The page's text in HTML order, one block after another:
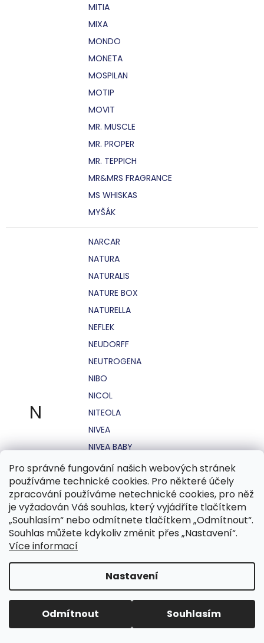
Pro správné fungování našich webových stránek
používáme technické cookies. Pro některé účely
zpracování používáme netechnické cookies, pro něž
je vyžadován Váš souhlas, který vyjádříte tlačítkem
„Souhlasím“ nebo odmítnete tlačítkem „Odmítnout“.
Souhlas můžete kdykoliv změnit přes „Nastavení“.
Více informací
Nastavení
Odmítnout Souhlasím
MITIA
MIXA
MONDO
MONETA
MOSPILAN
MOTIP
MOVIT
MR. MUSCLE
MR. PROPER
MR. TEPPICH
MR&MRS FRAGRANCE
MS WHISKAS
MYŠÁK
N
NARCAR
NATURA
NATURALIS
NATURE BOX
NATURELLA
NEFLEK
NEUDORFF
NEUTROGENA
NIBO
NICOL
NITEOLA
NIVEA
NIVEA BABY
NIVEA MEN
NIVEA SUN
NO STRESS
NOHEL GARDEN
NORDICS
NUK
O.B.
OASIS